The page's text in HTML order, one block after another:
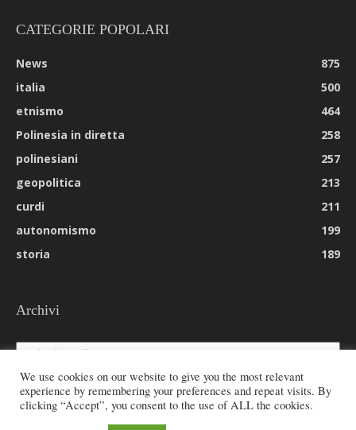
CATEGORIE POPOLARI
News
875
italia
500
etnismo
464
Polinesia in diretta
258
polinesiani
257
geopolitica
213
curdi
211
autonomismo
199
storia
189
Archivi
Archivi
We use cookies on our website to give you the most relevant
experience by remembering your preferences and repeat visits. By
clicking “Accept”, you consent to the use of ALL the cookies.